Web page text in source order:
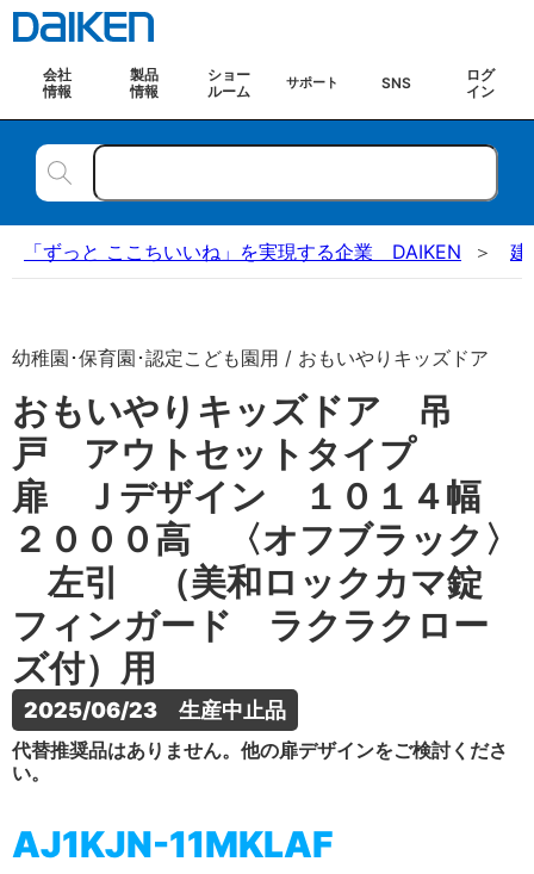
会社
情報
製品
情報
ショー
ルーム
サポート SNS
ログ
イン
「ずっと ここちいいね」を実現する企業 DAIKEN 建
幼稚園･保育園･認定こども園用 / おもいやりキッズドア
おもいやりキッズドア 吊
戸 アウトセットタイプ
扉 Ｊデザイン １０１４幅
２０００高 〈オフブラック〉
左引 （美和ロックカマ錠
フィンガード ラクラクロー
ズ付）用
2025/06/23　生産中止品
代替推奨品はありません。他の扉デザインをご検討くださ
い。
AJ1KJN-11MKLAF